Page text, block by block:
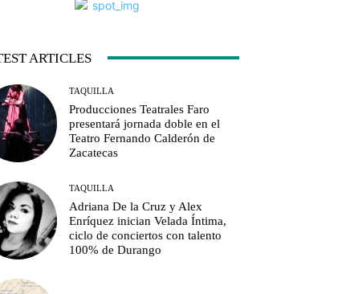
ARTICLES
TAQUILLA
Producciones Teatrales Faro
presentará jornada doble en el
Teatro Fernando Calderón de
Zacatecas
TAQUILLA
Adriana De la Cruz y Alex
Enríquez inician Velada Íntima,
ciclo de conciertos con talento
100% de Durango